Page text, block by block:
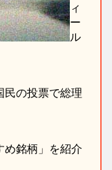
ィ
ー
ル
民の投票で総理
め銘柄」を紹介